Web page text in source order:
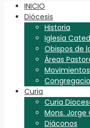
INICIO
Diócesis
Historia
Iglesia
Obispos de
Áreas
Curia
Curia
Mons.
Diáconos